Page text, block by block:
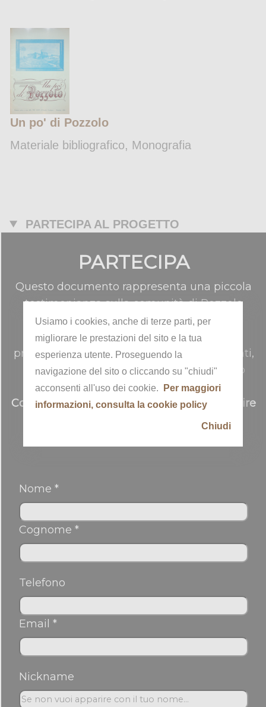
Un po' di Pozzolo
Materiale bibliografico, Monografia
PARTECIPA AL PROGETTO
PARTECIPA
Questo documento rappresenta una piccola
testimonianza sulla comunità di Pozzolo
Formigaro
Per ricostruire il contesto in cui è stato
prodotto o realizzato - i luoghi e gli ambienti,
il periodo storico, i protagonisti - abbiamo
bisogno del tuo aiuto.
Compila il modulo sottostante per contribuire
al nostro progetto di comunità
Nome *
Cognome *
Telefono
Email *
Nickname
Usiamo i cookies, anche di terze parti, per
migliorare le prestazioni del sito e la tua
esperienza utente. Proseguendo la
navigazione del sito o cliccando su "chiudi"
acconsenti all'uso dei cookie.
Per maggiori
informazioni, consulta la cookie policy
Chiudi